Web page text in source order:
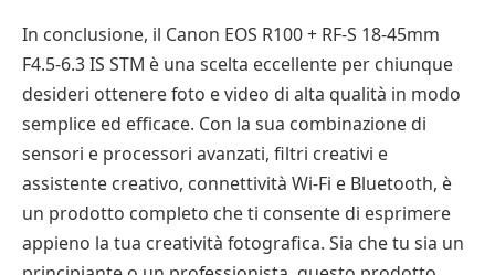
In conclusione, il Canon EOS R100 + RF-S 18-45mm
F4.5-6.3 IS STM è una scelta eccellente per chiunque
desideri ottenere foto e video di alta qualità in modo
semplice ed efficace. Con la sua combinazione di
sensori e processori avanzati, filtri creativi e
assistente creativo, connettività Wi-Fi e Bluetooth, è
un prodotto completo che ti consente di esprimere
appieno la tua creatività fotografica. Sia che tu sia un